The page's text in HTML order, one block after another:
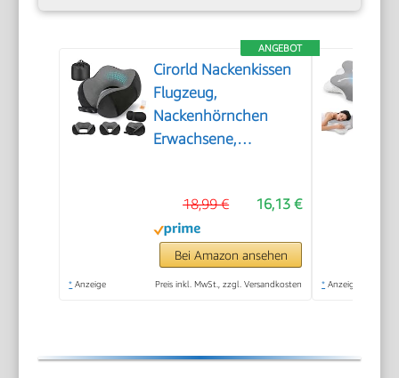
ANGEBOT
Cirorld Nackenkissen
Flugzeug,
Nackenhörnchen
Erwachsene,
Kompaktes
Nackenkissen Reise,
Ergonomisches Weich
Atmungsaktiv mit
16,13 €
18,99 €
Bei Amazon ansehen
* Anzeige Preis inkl. MwSt., zzgl. Versandkosten * Anzeige